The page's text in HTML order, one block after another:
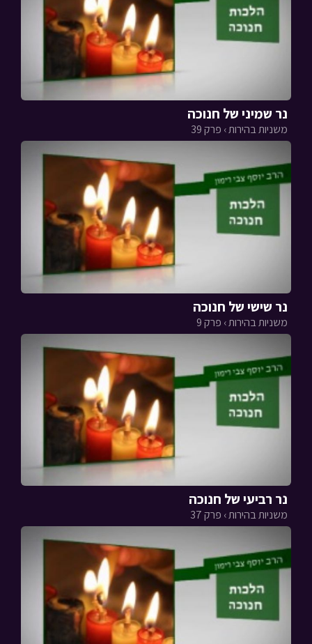
נר שמיני של חנוכה
משניות בהירות › פרק 39
נר שישי של חנוכה
משניות בהירות › פרק 9
נר רביעי של חנוכה
משניות בהירות › פרק 37